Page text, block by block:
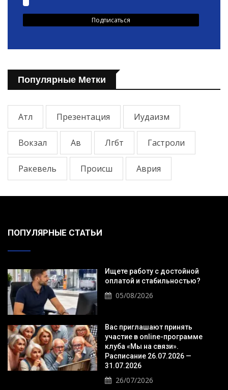
Популярные Метки
Атл Презентация Иудаизм
Вокзал Ав Лгбт Гастроли
Ракевель Происш Аврия
ПОПУЛЯРНЫЕ СТАТЬИ
Ищете работу с достойной
оплатой и стабильностью?
05/08/2026
Вас приглашают принять
участие в online-программе
клуба «Мы на связи».
Расписание 26.07.2026 —
31.07.2026
26/07/2026